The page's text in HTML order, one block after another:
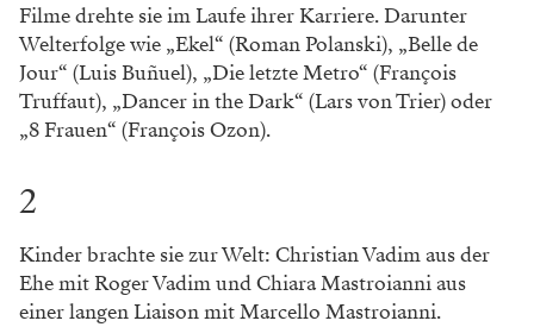
Filme drehte sie im Laufe ihrer Karriere. Darunter
Welterfolge wie „Ekel“ (Roman Polanski), „Belle de
Jour“ (Luis Buñuel), „Die letzte Metro“ (François
Truffaut), „Dancer in the Dark“ (Lars von Trier) oder
„8 Frauen“ (François Ozon).
2
Kinder brachte sie zur Welt: Christian Vadim aus der
Ehe mit Roger Vadim und Chiara Mastroianni aus
einer langen Liaison mit Marcello Mastroianni.